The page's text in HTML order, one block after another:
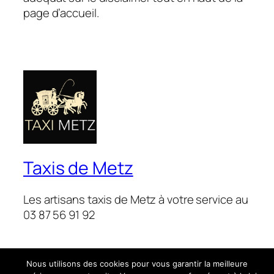
page d’accueil.
Taxis de Metz
Les artisans taxis de Metz à votre service au
03 87 56 91 92
Nous utilisons des cookies pour vous garantir la meilleure